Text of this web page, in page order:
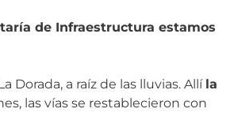
de Infraestructura estamos
a raíz de las lluvias. Allí la
las vías se restablecieron con